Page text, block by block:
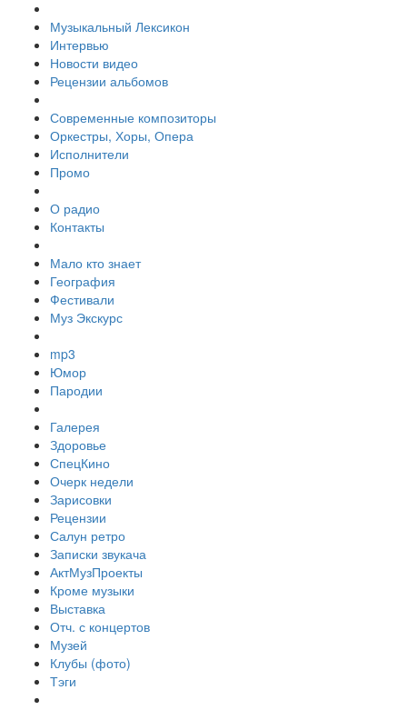
Музыкальный Лексикон
Интервью
Новости видео
Рецензии альбомов
Современные композиторы
Оркестры, Хоры, Опера
Исполнители
Промо
О радио
Контакты
Мало кто знает
География
Фестивали
Муз Экскурс
mp3
Юмор
Пародии
Галерея
Здоровье
СпецКино
Очерк недели
Зарисовки
Рецензии
Салун ретро
Записки звукача
АктМузПроекты
Кроме музыки
Выставка
Отч. с концертов
Музей
Клубы (фото)
Тэги